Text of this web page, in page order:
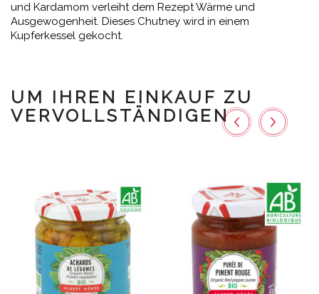
und Kardamom verleiht dem Rezept Wärme und
Ausgewogenheit. Dieses Chutney wird in einem
Kupferkessel gekocht.
UM IHREN EINKAUF ZU
VERVOLLSTÄNDIGEN